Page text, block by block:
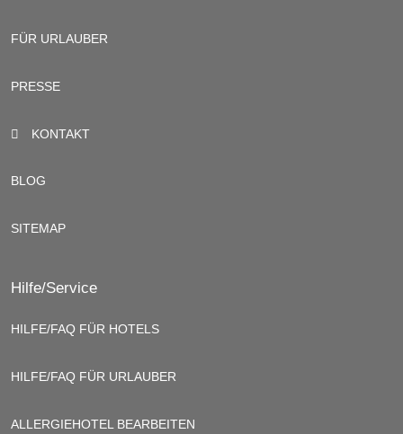
FÜR URLAUBER
PRESSE
KONTAKT
BLOG
SITEMAP
Hilfe/Service
HILFE/FAQ FÜR HOTELS
HILFE/FAQ FÜR URLAUBER
ALLERGIEHOTEL BEARBEITEN